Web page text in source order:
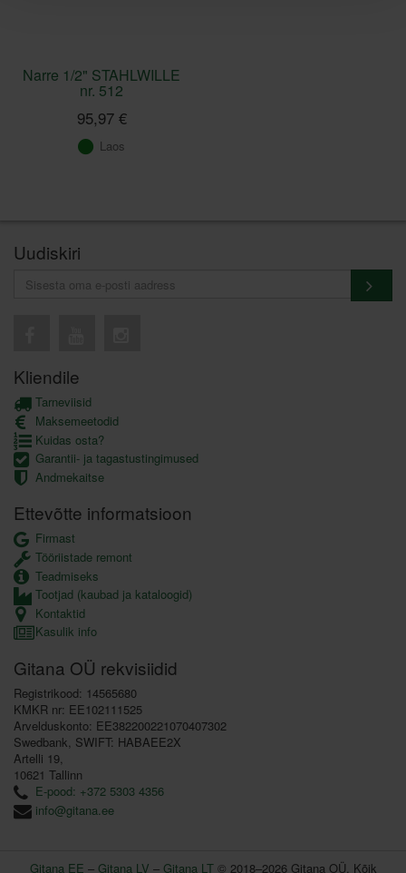
Narre 1/2" STAHLWILLE
nr. 512
95,97 €
Laos
Uudiskiri
Kliendile
Tarneviisid
Maksemeetodid
Kuidas osta?
Garantii- ja tagastustingimused
Andmekaitse
Ettevõtte informatsioon
Firmast
Tööriistade remont
Teadmiseks
Tootjad (kaubad ja kataloogid)
Kontaktid
Kasulik info
Gitana OÜ rekvisiidid
Registrikood: 14565680
KMKR nr: EE102111525
Arvelduskonto: EE382200221070407302
Swedbank, SWIFT: HABAEE2X
Artelli 19,
10621 Tallinn
E-pood: +372 5303 4356
info@gitana.ee
Gitana EE – Gitana LV – Gitana LT© 2018–2026 Gitana OÜ. Kõik